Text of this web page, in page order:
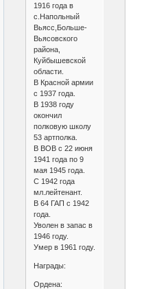
1916 года в
с.Напольный
Вьясс,Больше-
Вьясовского
района,
Куйбышевской
области.
В Красной армии
с 1937 года.
В 1938 году
окончил
полковую школу
53 артполка.
В ВОВ с 22 июня
1941 года по 9
мая 1945 года.
С 1942 года
мл.лейтенант.
В 64 ГАП с 1942
года.
Уволен в запас в
1946 году.
Умер в 1961 году.
Награды:
Ордена: